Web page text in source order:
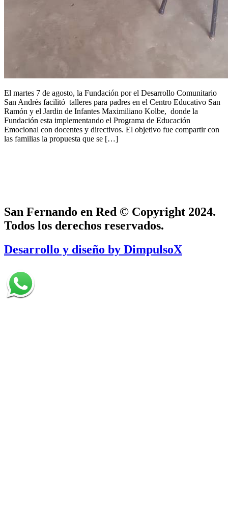
El martes 7 de agosto, la Fundación por el Desarrollo Comunitario
San Andrés facilitó talleres para padres en el Centro Educativo San
Ramón y el Jardin de Infantes Maximiliano Kolbe, donde la
Fundación esta implementando el Programa de Educación
Emocional con docentes y directivos. El objetivo fue compartir con
las familias la propuesta que se […]
San Fernando en Red © Copyright 2024.
Todos los derechos reservados.
Desarrollo y diseño by DimpulsoX